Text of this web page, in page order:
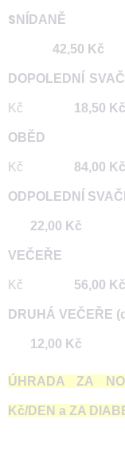
S
42,50
DOPOLEDNÍ
Kč 18,50
Kč 84,00
ODPOLEDNÍ
22,00 Kč
Kč 56,00
DRUHÁ VEČEŘE
12,00 Kč
ÚHRADA ZA
Kč/DEN a ZA